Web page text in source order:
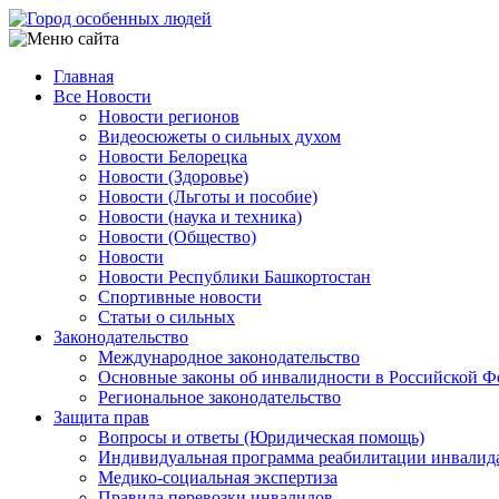
Перейти
к
содержанию
Main
navigation
Главная
Все Новости
Новости регионов
Видеосюжеты о сильных духом
Новости Белорецка
Новости (Здоровье)
Новости (Льготы и пособие)
Новости (наука и техника)
Новости (Общество)
Новости
Новости Республики Башкортостан
Спортивные новости
Статьи о сильных
Законодательство
Международное законодательство
Основные законы об инвалидности в Российской
Региональное законодательство
Защита прав
Вопросы и ответы (Юридическая помощь)
Индивидуальная программа реабилитации
Медико-социальная экспертиза